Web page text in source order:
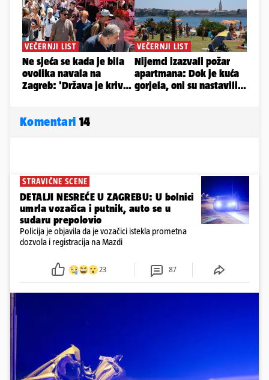
Komentari 14
STRAVIČNE SCENE
DETALJI NESREĆE U ZAGREBU: U bolnici
umrla vozačica i putnik, auto se u
sudaru prepolovio
Policija je objavila da je vozačici istekla prometna
dozvola i registracija na Mazdi
23 87